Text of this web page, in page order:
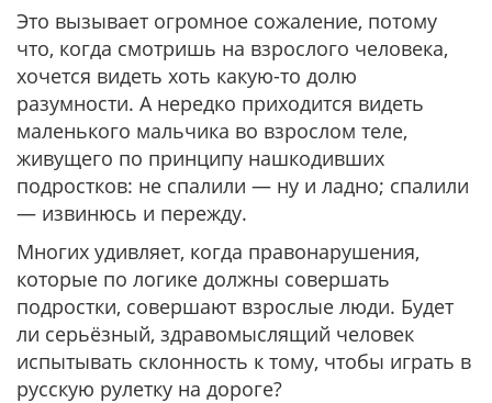
Это вызывает огромное сожаление, потому
что, когда смотришь на взрослого человека,
хочется видеть хоть какую-то долю
разумности. А нередко приходится видеть
маленького мальчика во взрослом теле,
живущего по принципу нашкодивших
подростков: не спалили — ну и ладно; спалили
— извинюсь и пережду.
Многих удивляет, когда правонарушения,
которые по логике должны совершать
подростки, совершают взрослые люди. Будет
ли серьёзный, здравомыслящий человек
испытывать склонность к тому, чтобы играть в
русскую рулетку на дороге?